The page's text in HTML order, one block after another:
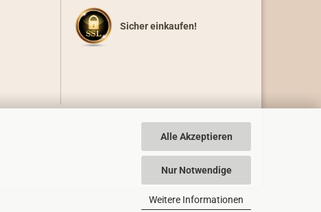
Alle Akzeptieren
Nur Notwendige
Weitere Informationen
Sicher einkaufen!